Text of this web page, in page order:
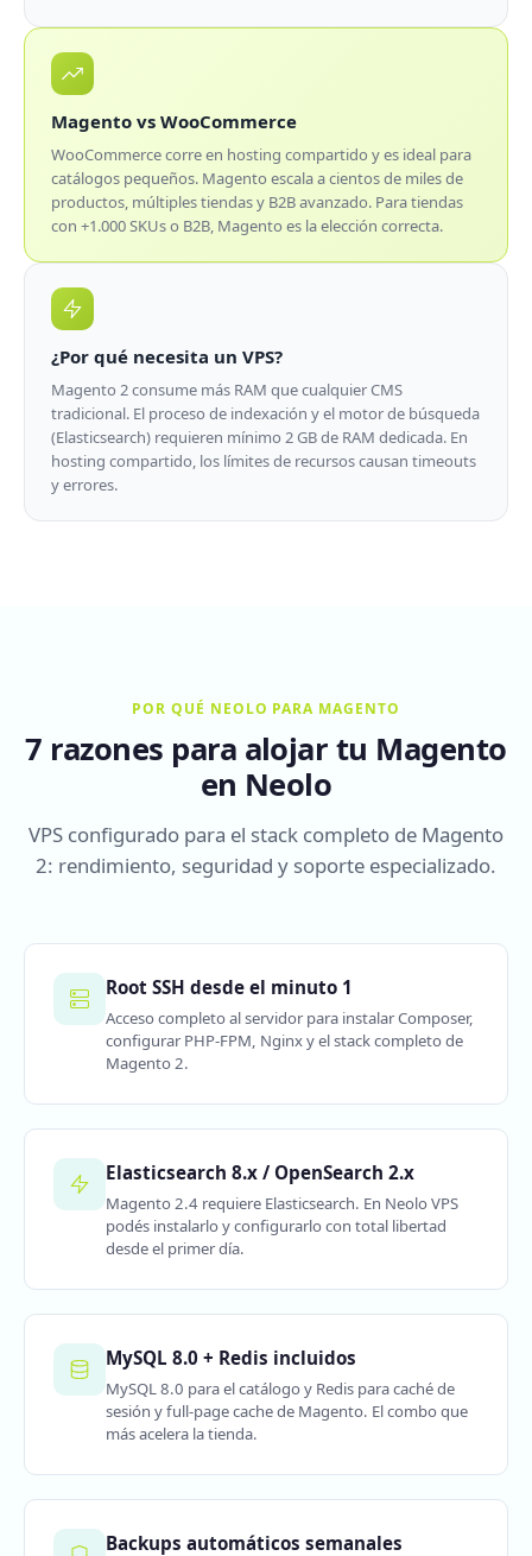
Magento vs WooCommerce
WooCommerce corre en hosting compartido y es ideal para
catálogos pequeños. Magento escala a cientos de miles de
productos, múltiples tiendas y B2B avanzado. Para tiendas
con +1.000 SKUs o B2B, Magento es la elección correcta.
¿Por qué necesita un VPS?
Magento 2 consume más RAM que cualquier CMS
tradicional. El proceso de indexación y el motor de búsqueda
(Elasticsearch) requieren mínimo 2 GB de RAM dedicada. En
hosting compartido, los límites de recursos causan timeouts
y errores.
POR QUÉ NEOLO PARA MAGENTO
7 razones para alojar tu Magento
en Neolo
VPS configurado para el stack completo de Magento
2: rendimiento, seguridad y soporte especializado.
Root SSH desde el minuto 1
Acceso completo al servidor para instalar Composer,
configurar PHP-FPM, Nginx y el stack completo de
Magento 2.
Elasticsearch 8.x / OpenSearch 2.x
Magento 2.4 requiere Elasticsearch. En Neolo VPS
podés instalarlo y configurarlo con total libertad
desde el primer día.
MySQL 8.0 + Redis incluidos
MySQL 8.0 para el catálogo y Redis para caché de
sesión y full-page cache de Magento. El combo que
más acelera la tienda.
Backups automáticos semanales